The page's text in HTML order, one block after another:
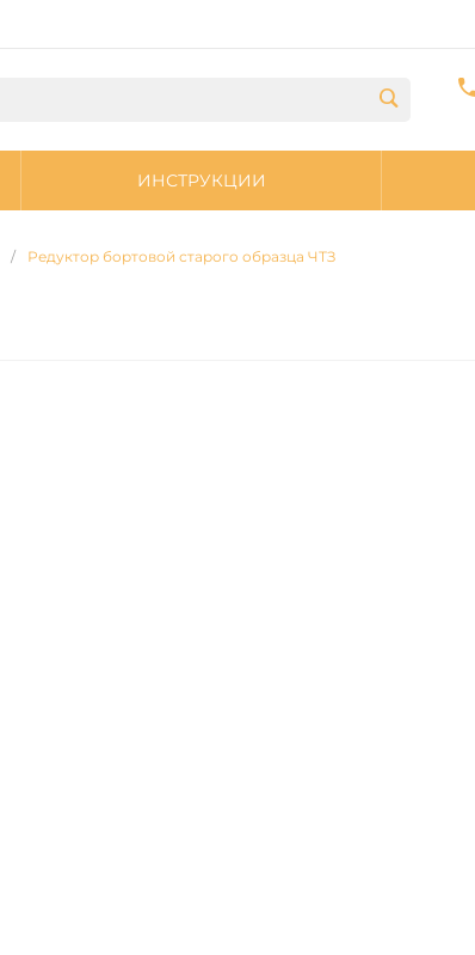
ИНСТРУКЦИИ
/ Редуктор бортовой старого образца ЧТЗ